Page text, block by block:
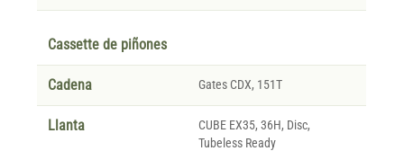
Cassette de piñones
Cadena Gates CDX, 151T
Llanta
CUBE EX35, 36H, Disc,
Tubeless Ready